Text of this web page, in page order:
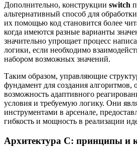
Дополнительно, конструкции switch
альтернативный способ для
их помощью код становится более
когда имеются разные варианты
значительно упрощает процесс
логики, если необходимо
набором возможных значений.
Таким образом, управляющие
фундамент для создания алгоритмов,
возможность адаптивного
условия и требуемую логику. Они
инструментами в арсенале,
гибкость и мощность в реализации
Архитектура C: принципы и